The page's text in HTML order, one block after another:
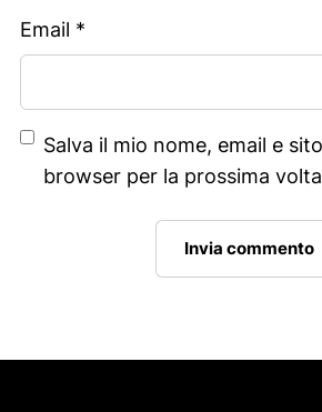
Email *
Salva il mio nome, email e
browser per la prossima